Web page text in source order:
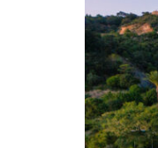
premium,
solares
encuentra
formal
En esta